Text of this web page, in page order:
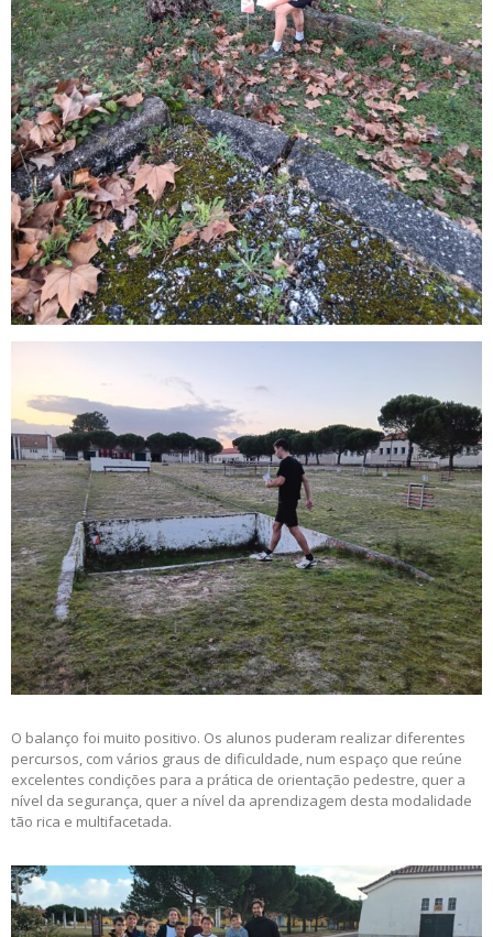
O balanço foi muito positivo. Os alunos puderam realizar diferentes
percursos, com vários graus de dificuldade, num espaço que reúne
excelentes condições para a prática de orientação pedestre, quer a
nível da segurança, quer a nível da aprendizagem desta modalidade
tão rica e multifacetada.